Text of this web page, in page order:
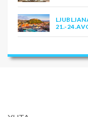
21.-